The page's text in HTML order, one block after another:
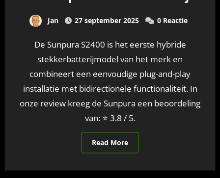
Jan 27 september 2025 0 Reactie
De Sunpura S2400 is het eerste hybride
stekkerbatterijmodel van het merk en
combineert een eenvoudige plug-and-play
installatie met bidirectionele functionaliteit. In
onze review kreeg de Sunpura een beoordeling
van: ⭐ 3.8 / 5.
Read More